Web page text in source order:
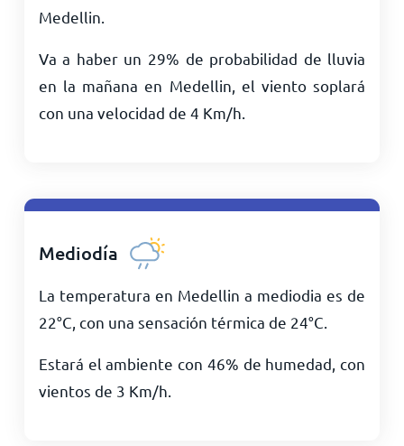
Medellin.
Va a haber un 29% de probabilidad de lluvia
en la mañana en Medellin, el viento soplará
con una velocidad de 4 Km/h
Mediodía
La temperatura en Medellin a mediodia es de
22°C , con una sensación térmica de 24°C
Estará el ambiente con 46% de humedad, con
vientos de 3 Km/h